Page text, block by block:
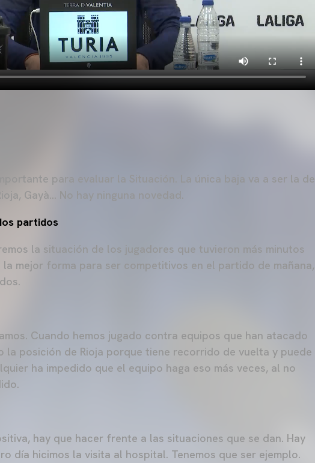
para evaluar la Situación. La única baja va a ser la de
Gayà… No hay ninguna novedad.
partidos
la situación de los jugadores que tuvieron más minutos
mejor forma para ser competitivos en el partido de mañana,
Cuando hemos jugado contra equipos que han atacado
la posición de Rioja porque tiene recorrido de vuelta y puede
ha impedido que el equipo haga eso más veces, al no
hay que hacer frente a las situaciones que se dan. Hay
día hicimos la visita al hospital. Tenemos que ser ejemplo.